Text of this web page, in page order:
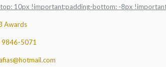
top: 10px !important;padding-bottom: -8px
Awards
9846-5071